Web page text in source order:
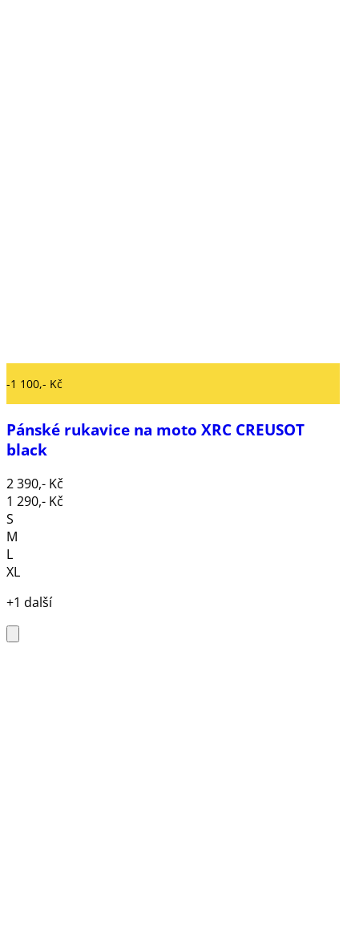
-1 100,- Kč
Pánské rukavice na moto XRC CREUSOT
black
2 390,- Kč
1 290,- Kč
S
M
L
XL
+1 další